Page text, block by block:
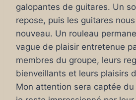
galopantes de guitares. Un
repose, puis les guitares
nouveau. Un rouleau
vague de plaisir entretenue
membres du groupe, leurs
bienveillants et leurs plaisirs
Mon attention sera captée